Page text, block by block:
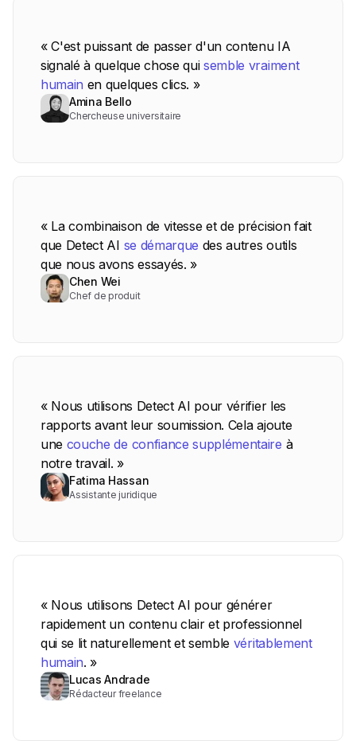
« C'est puissant de passer d'un contenu IA
signalé à quelque chose quisemble vraiment
humain en quelques clics. »
Amina Bello
Chercheuse universitaire
« La combinaison de vitesse et de précision fait
que Detect AI se démarque des autres outils
que nous avons essayés. »
Chen Wei
Chef de produit
« Nous utilisons Detect AI pour vérifier les
rapports avant leur soumission. Cela ajoute
une couche de confiance supplémentaire à
notre travail. »
Fatima Hassan
Assistante juridique
« Nous utilisons Detect AI pour générer
rapidement un contenu clair et professionnel
qui se lit naturellement et semble véritablement
humain. »
Lucas Andrade
Rédacteur freelance